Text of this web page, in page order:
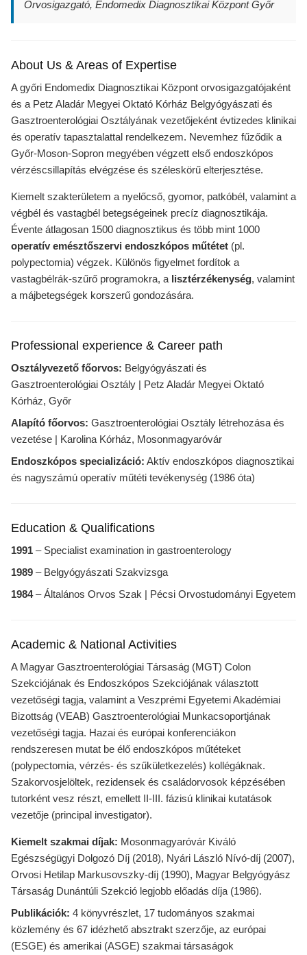
Orvosigazgató, Endomedix Diagnosztikai Központ Győr
About Us & Areas of Expertise
A győri Endomedix Diagnosztikai Központ orvosigazgatójaként
és a Petz Aladár Megyei Oktató Kórház Belgyógyászati és
Gasztroenterológiai Osztályának vezetőjeként évtizedes klinikai
és operatív tapasztalattal rendelkezem. Nevemhez fűződik a
Győr-Moson-Sopron megyében végzett első endoszkópos
vérzéscsillapítás elvégzése és széleskörű elterjesztése.
Kiemelt szakterületem a nyelőcső, gyomor, patkóbél, valamint a
végbél és vastagbél betegségeinek precíz diagnosztikája.
Évente átlagosan 1500 diagnosztikus és több mint 1000
operatív emésztőszervi endoszkópos műtétet (pl.
polypectomia) végzek. Különös figyelmet fordítok a
vastagbélrák-szűrő programokra, a lisztérzékenység, valamint
a májbetegségek korszerű gondozására.
Professional experience & Career path
Osztályvezető főorvos: Belgyógyászati és
Gasztroenterológiai Osztály | Petz Aladár Megyei Oktató
Kórház, Győr
Alapító főorvos: Gasztroenterológiai Osztály létrehozása és
vezetése | Karolina Kórház, Mosonmagyaróvár
Endoszkópos specializáció: Aktív endoszkópos diagnosztikai
és nagyszámú operatív műtéti tevékenység (1986 óta)
Education & Qualifications
1991 – Specialist examination in gastroenterology
1989 – Belgyógyászati Szakvizsga
1984– Általános Orvos Szak | Pécsi Orvostudományi Egyetem
Academic & National Activities
A Magyar Gasztroenterológiai Társaság (MGT) Colon
Szekciójának és Endoszkópos Szekciójának választott
vezetőségi tagja, valamint a Veszprémi Egyetemi Akadémiai
Bizottság (VEAB) Gasztroenterológiai Munkacsoportjának
vezetőségi tagja. Hazai és európai konferenciákon
rendszeresen mutat be élő endoszkópos műtéteket
(polypectomia, vérzés- és szűkületkezelés) kollégáknak.
Szakorvosjelöltek, rezidensek és családorvosok képzésében
tutorként vesz részt, emellett II-III. fázisú klinikai kutatások
vezetője (principal investigator).
Kiemelt szakmai díjak: Mosonmagyaróvár Kiváló
Egészségügyi Dolgozó Díj (2018), Nyári László Nívó-díj (2007),
Orvosi Hetilap Markusovszky-díj (1990), Magyar Belgyógyász
Társaság Dunántúli Szekció legjobb előadás díja (1986).
Publikációk: 4 könyvrészlet, 17 tudományos szakmai
közlemény és 67 idézhető absztrakt szerzője, az európai
(ESGE) és amerikai (ASGE) szakmai társaságok